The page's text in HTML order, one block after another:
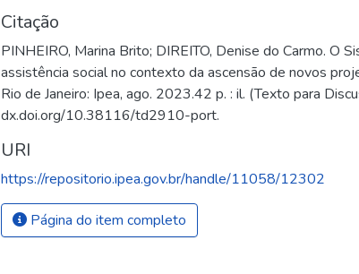
Citação
PINHEIRO, Marina Brito; DIREITO, Denise do Carmo. O
assistência social no contexto da ascensão de novos
Rio de Janeiro: Ipea, ago. 2023.42 p. : il. (Texto para
dx.doi.org/10.38116/td2910-port.
URI
https://repositorio.ipea.gov.br/handle/11058/12302
Página do item completo